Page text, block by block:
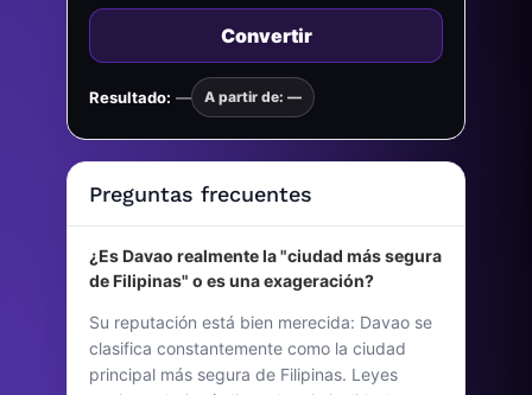
Convertir
Resultado: — A partir de: —
Preguntas frecuentes
¿Es Davao realmente la "ciudad más segura
de Filipinas" o es una exageración?
Su reputación está bien merecida: Davao se
clasifica constantemente como la ciudad
principal más segura de Filipinas. Leyes